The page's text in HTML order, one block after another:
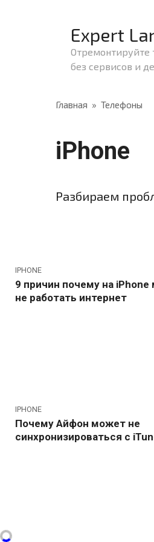
Expert
Отремонтируйте
без сервисов и
Главная » Телефоны
iPhone
Разбираем
IPHONE
9 причин почему на
не работать интернет
IPHONE
Почему Айфон может не
синхронизироваться с